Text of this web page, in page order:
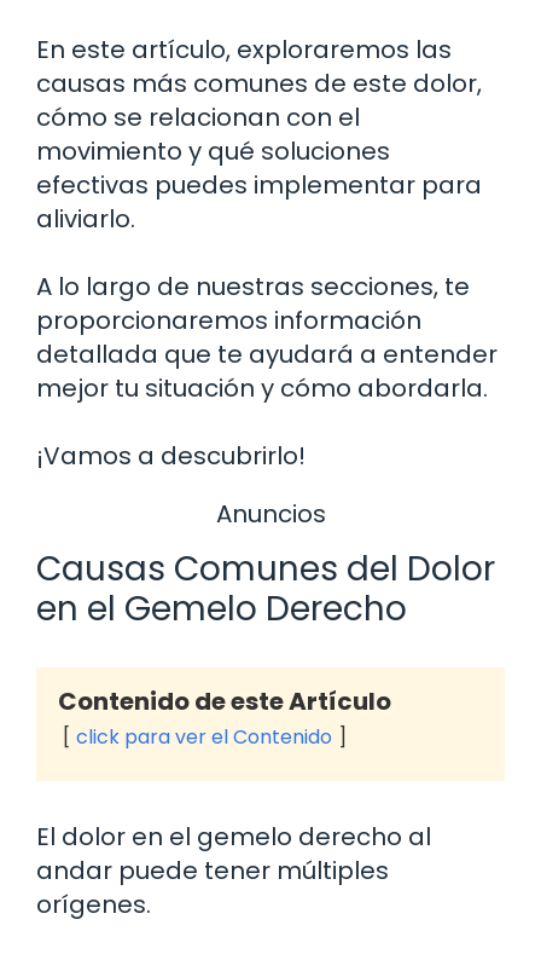
En este artículo, exploraremos las
causas más comunes de este dolor,
cómo se relacionan con el
movimiento y qué soluciones
efectivas puedes implementar para
aliviarlo.
A lo largo de nuestras secciones, te
proporcionaremos información
detallada que te ayudará a entender
mejor tu situación y cómo abordarla.
¡Vamos a descubrirlo!
Anuncios
Causas Comunes del Dolor
en el Gemelo Derecho
Contenido de este Artículo
click para ver el Contenido
El dolor en el gemelo derecho al
andar puede tener múltiples
orígenes.